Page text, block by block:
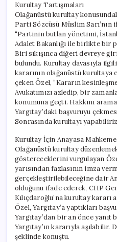
Kurultay Tartışmaları
Olağanüstü kurultay
Parti Sözcüsü Müslim
“Partinin butlan yönetimi,
Adalet Bakanlığı ile birlikte bir
Biri sıkışınca diğeri devreye
bulundu. Kurultay davasıyla
kararının olağanüstü
çeken Özel, “Kararın
Avukatımızı azledip, bir
konumuna geçti. Hakkını
Yargıtay’daki başvuruyu
Sonrasında kurultayı
Kurultay İçin Anayasa
Olağanüstü kurultay
göstereceklerini vurgulayan
yarısından fazlasının imza
gerçekleştirilebileceğine dair
olduğunu ifade ederek, CHP
Kılıçdaroğlu’na kurultay kararı
Özel, Yargıtay’a yaptıkları
Yargıtay’dan bir an önce yanıt
Yargıtay’ın kararıyla aşılabilir.
şeklinde konuştu.